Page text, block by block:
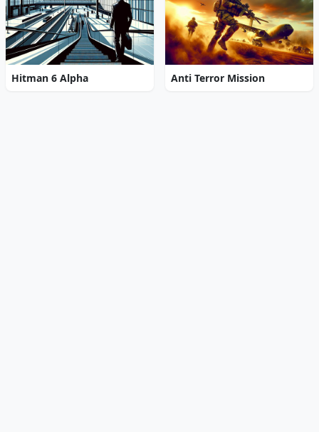
Hitman 6 Alpha Anti Terror Mission